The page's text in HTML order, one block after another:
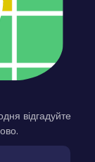
відгадуйте